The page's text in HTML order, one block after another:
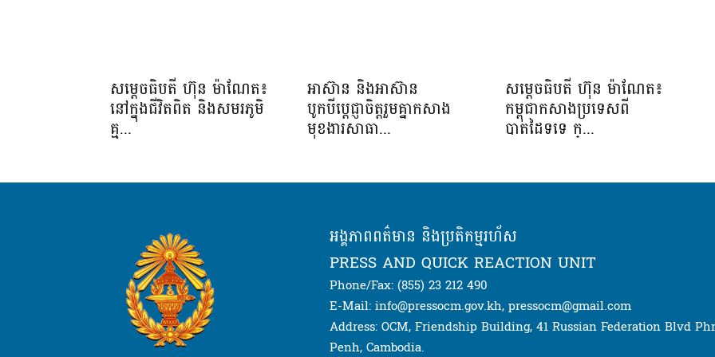
សម្តេចធិបតី ហ៊ុន ម៉ាណែត៖
នៅក្នុងជីវិតពិត និងសមរភូមិ
គ្ម...
អាស៊ាន និងអាស៊ាន
បូកបីប្តេជ្ញាចិត្តរួមគ្នាកសាង
មុខងារសាធា...
សម្ដេចធិបតី ហ៊ុន ម៉ាណែត៖
កម្ពុជាកសាងប្រទេសពី
បាតដៃទទេ ក្...
អង្គភាពពត៌មាន និងប្រតិកម្មរហ័ស
PRESS AND QUICK REACTION UNIT
Phone/Fax: (855) 23 212 490
E-Mail: info@pressocm.gov.kh, pressocm@gmail.com
Address: OCM, Friendship Building, 41 Russian Federation Blvd
Penh, Cambodia.